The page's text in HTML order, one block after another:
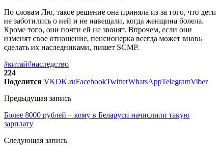
По словам Лю, такое решение она приняла из-за того, что дети
не заботились о ней и не навещали, когда женщина болела.
Кроме того, они почти ей не звонят. Впрочем, если они
изменят свое отношение, пенсионерка всегда может вновь
сделать их наследниками, пишет SCMP.
#китай#наследство
224
Поделится VKOK.ruFacebookTwitterWhatsAppTelegramViber
Предыдущая запись
Более 8000 рублей – кому в Беларуси начислили такую
зарплату
Следующая запись